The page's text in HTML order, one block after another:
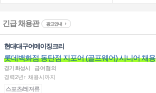
긴급 채용관 광고안내
현대대구어메이징크리
롯데백화점 동탄점 지포어 (골프웨어) 시니어 채용
경기 화성시
급여협의
경력2년↑ 채용시까지
스포츠/레져류